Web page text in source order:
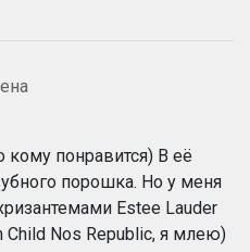
кому понравится) В её
порошка. Но у меня
Estee Lauder
Child Nos Republic, я млею)